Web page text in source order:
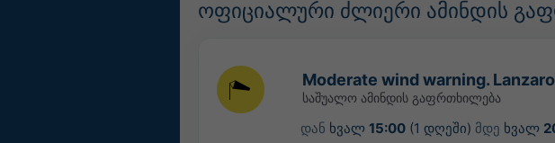
ოფიციალური ძლიერი ამინდის
Moderate wind warning.
საშუალო ამინდის გაფრთხილება
დან ხვალ 15:00(1 დღეში) მდე ხვალ